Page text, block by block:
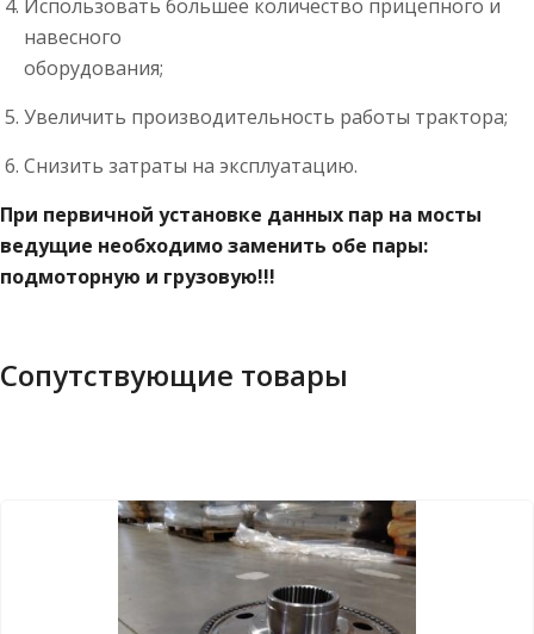
Использовать большее количество прицепного и
навесного
оборудования;
Увеличить производительность работы трактора;
Снизить затраты на эксплуатацию.
При первичной установке данных пар на мосты
ведущие необходимо заменить обе пары:
подмоторную и грузовую!!!
Сопутствующие товары